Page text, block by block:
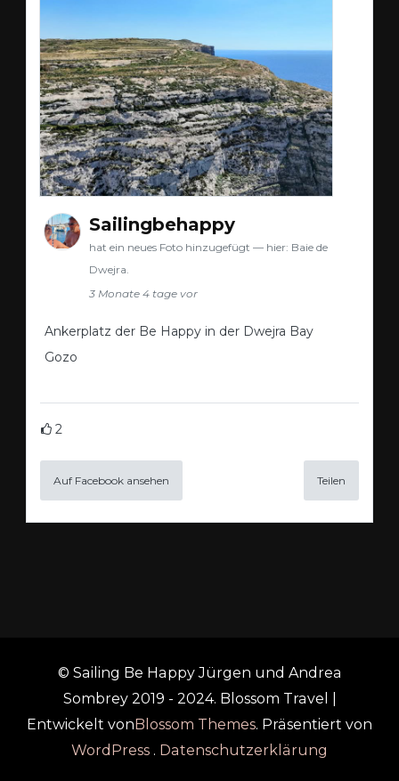
Sailingbehappy
hat ein neues Foto hinzugefügt — hier: Baie de
Dwejra.
3 Monate 4 tage vor
Ankerplatz der Be Happy in der Dwejra Bay
Gozo
2
Auf Facebook ansehen Teilen
© Sailing Be Happy Jürgen und Andrea
Sombrey 2019 - 2024. Blossom Travel |
Entwickelt vonBlossom Themes. Präsentiert von
WordPress . Datenschutzerklärung